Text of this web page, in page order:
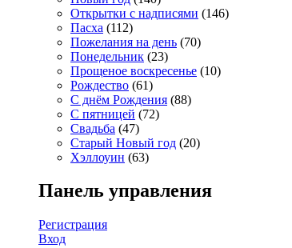
Открытки с надписями (146)
Пасха (112)
Пожелания на день (70)
Понедельник (23)
Прощеное воскресенье (10)
Рождество (61)
С днём Рождения (88)
С пятницей (72)
Свадьба (47)
Старый Новый год (20)
Хэллоуин (63)
Панель управления
Регистрация
Вход